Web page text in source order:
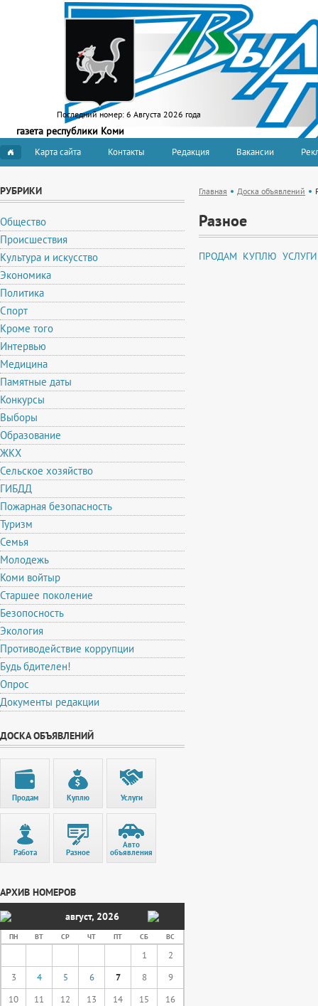
Последний номер: 6 Августа 2026 года
газета республики Коми
Карта сайта Контакты Редакция Вакансии
РУБРИКИ
Общество
Происшествия
Культура и искусство
Экономика
Политика
Спорт
Кроме того
Интервью
Медицина
Памятные даты
Конкурсы
Выборы
Образование
ЖКХ
Сельское хозяйство
ГИБДД
Пожарная безопасность
Туризм
Семья
Молодежь
Коми войтыр
Старшее поколение
Безопосность
Экология
Противодействие коррупции
Будь бдителен!
Опрос
Документы редакции
ДОСКА ОБЪЯВЛЕНИЙ
Продам Куплю Услуги
Работа Разное
Авто
объявления
АРХИВ НОМЕРОВ
август, 2026
ПН ВТ СР ЧТ ПТ СБ ВС
1
2
3
4 5 6 7 8
9
10
11 12 13 14 15
16
Главная Доска объявлений
Разное
ПРОДАМ КУПЛЮ УСЛУГИ